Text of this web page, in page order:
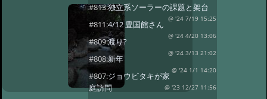
#813:独立系ソーラーの課題と架台
@ '24 7/19 15:25
#811:4/12 豊国館さん
@ '24 4/20 13:06
#809:渡り?
@ '24 3/13 21:02
#808:新年
@ '24 1/1 14:20
#807:ジョウビタキが家
庭訪問
@ '23 12/27 11:56